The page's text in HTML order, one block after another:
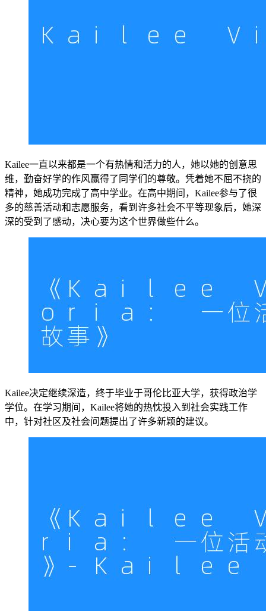
Kailee一直以来都是一个有热情和活力的人，她以她的创意思
维，勤奋好学的作风赢得了同学们的尊敬。凭着她不屈不挠的
精神，她成功完成了高中学业。在高中期间，Kailee参与了很
多的慈善活动和志愿服务，看到许多社会不平等现象后，她深
深的受到了感动，决心要为这个世界做些什么。
Kailee决定继续深造，终于毕业于哥伦比亚大学，获得政治学
学位。在学习期间，Kailee将她的热忱投入到社会实践工作
中，针对社区及社会问题提出了许多新颖的建议。